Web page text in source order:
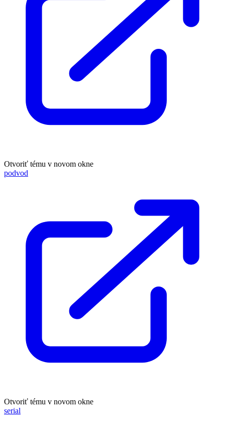
Otvoriť tému v novom okne
podvod
Otvoriť tému v novom okne
serial